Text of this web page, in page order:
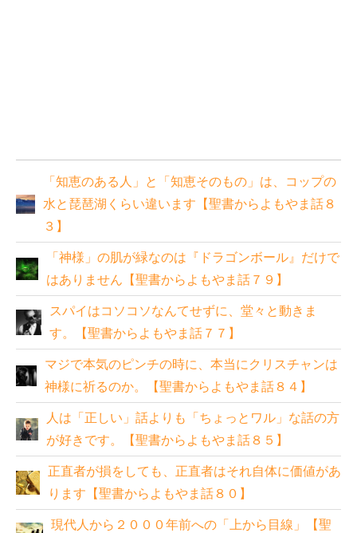
「知恵のある人」と「知恵そのもの」は、コップの
水と琵琶湖くらい違います【聖書からよもやま話８
３】
「神様」の肌が緑なのは『ドラゴンボール』だけで
はありません【聖書からよもやま話７９】
スパイはコソコソなんてせずに、堂々と動きま
す。【聖書からよもやま話７７】
マジで本気のピンチの時に、本当にクリスチャンは
神様に祈るのか。【聖書からよもやま話８４】
人は「正しい」話よりも「ちょっとワル」な話の方
が好きです。【聖書からよもやま話８５】
正直者が損をしても、正直者はそれ自体に価値があ
ります【聖書からよもやま話８０】
現代人から２０００年前への「上から目線」【聖